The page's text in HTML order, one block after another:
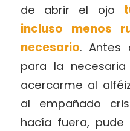
de abrir el ojo
incluso menos
necesario. Antes
para la
acercarme al
al empañado
hacía fuera,